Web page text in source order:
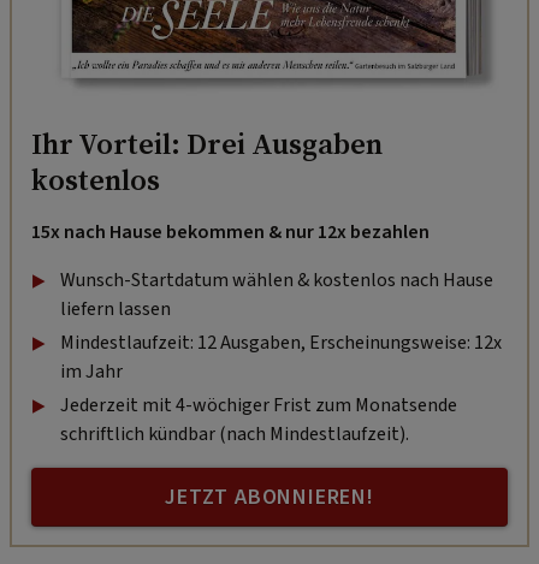
Ihr Vorteil: Drei Ausgaben
kostenlos
15x nach Hause bekommen & nur 12x bezahlen
Wunsch-Startdatum wählen & kostenlos nach Hause
liefern lassen
Mindestlaufzeit: 12 Ausgaben, Erscheinungsweise: 12x
im Jahr
Jederzeit mit 4-wöchiger Frist zum Monatsende
schriftlich kündbar (nach Mindestlaufzeit).
JETZT ABONNIEREN!